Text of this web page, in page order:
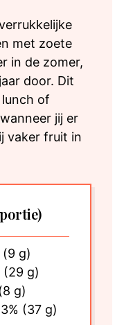
met zoete
in de zomer,
door. Dit
of
jij er
vaker fruit in
(9 g)
(29 g)
g)
(37 g)